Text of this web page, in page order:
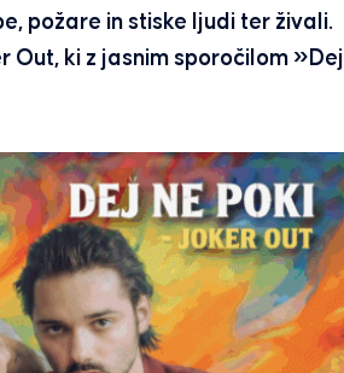
požare in stiske ljudi ter živali.
Out, ki z jasnim sporočilom »Dej